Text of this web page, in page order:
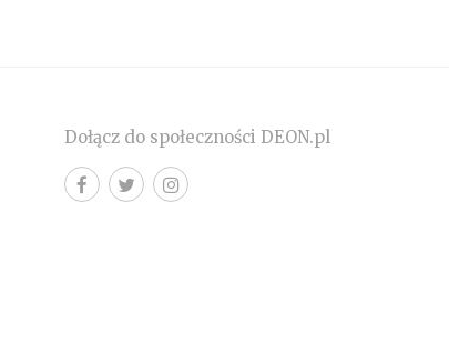
Dołącz do społeczności DEON.pl